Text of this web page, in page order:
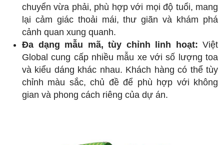
chuyển vừa phải, phù hợp với mọi độ tuổi, mang
lại cảm giác thoải mái, thư giãn và khám phá
cảnh quan xung quanh.
Đa dạng mẫu mã, tùy chỉnh linh hoạt: Việt
Global cung cấp nhiều mẫu xe với số lượng toa
và kiểu dáng khác nhau. Khách hàng có thể tùy
chỉnh màu sắc, chủ đề để phù hợp với không
gian và phong cách riêng của dự án.